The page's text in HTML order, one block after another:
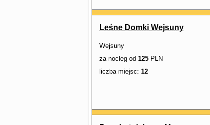
Leśne Domki Wejsuny
Wejsuny
za nocleg od 125PLN
liczba miejsc: 12